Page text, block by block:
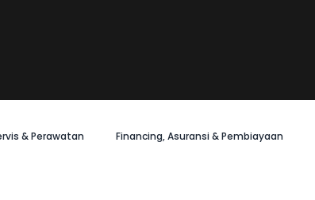
& Perawatan Financing, Asuransi & Pembiayaan